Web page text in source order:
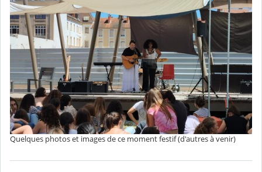
Quelques photos et images de ce moment festif (d'autres à venir)